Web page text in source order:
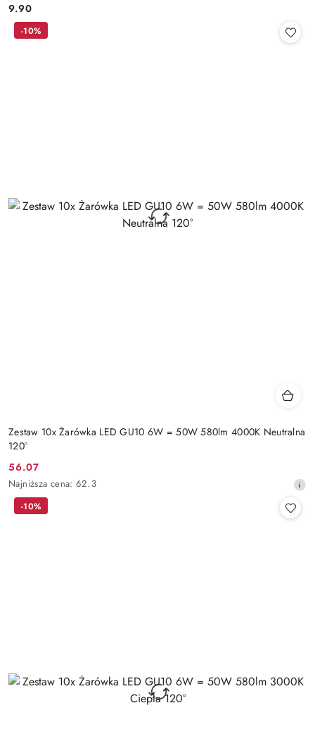
Cena:
9.90
Zestaw 10x Żarówka LED GU10 6W = 50W 580lm 4000K Neutralna
120°
Cena
promocyjna:
56.07
Najniższa
cena
Najniższa cena: 62.3
-10%
-10%